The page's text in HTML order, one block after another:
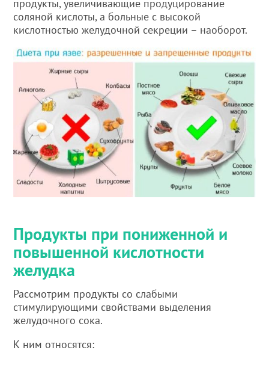
продукты, увеличивающие продуцирование
соляной кислоты, а больные с высокой
кислотностью желудочной секреции – наоборот.
Продукты при пониженной и
повышенной кислотности
желудка
Рассмотрим продукты со слабыми
стимулирующими свойствами выделения
желудочного сока.
К ним относятся: